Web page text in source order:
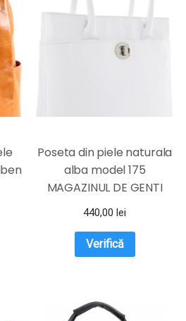
Poseta din piele naturala
alba model 175
MAGAZINUL DE GENTI
440,00 lei
Verifică